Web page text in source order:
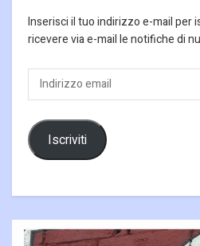
Inserisci il tuo indirizzo e-mail per
ricevere via e-mail le notifiche di
Indirizzo
email
Iscriviti